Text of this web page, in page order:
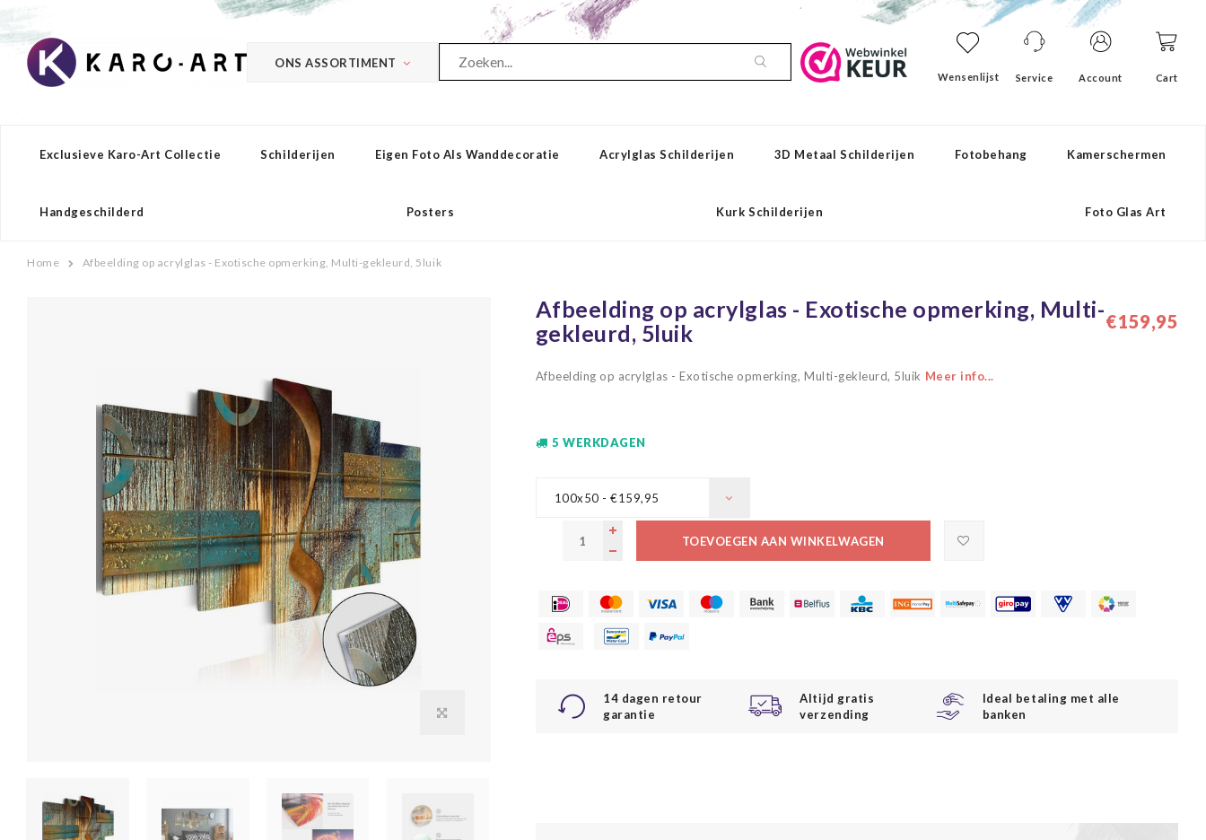
ONS ASSORTIMENT
Wensenlijst Service Account Cart
Exclusieve Karo-Art Collectie Schilderijen Eigen Foto Als Wanddecoratie Acrylglas Schilderijen 3D Metaal Schilderijen Fotobehang Kamerschermen
Handgeschilderd Posters Kurk Schilderijen Foto Glas Art
Home Afbeelding op acrylglas - Exotische opmerking, Multi-gekleurd, 5luik
Afbeelding op acrylglas - Exotische opmerking, Multi-
gekleurd, 5luik
€159,95
Afbeelding op acrylglas - Exotische opmerking, Multi-gekleurd, 5luik Meer info...
5 WERKDAGEN
100x50 - €159,95
TOEVOEGEN AAN WINKELWAGEN
14 dagen retour
garantie
Altijd gratis
verzending
Ideal betaling met alle
banken